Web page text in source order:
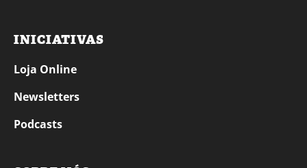
INICIATIVAS
Loja Online
Newsletters
Podcasts